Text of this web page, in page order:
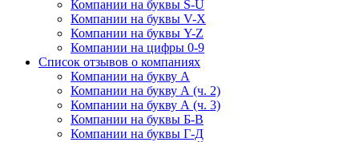
Компании на буквы S-U
Компании на буквы V-X
Компании на буквы Y-Z
Компании на цифры 0-9
Список отзывов о компаниях
Компании на букву А
Компании на букву А (ч. 2)
Компании на букву А (ч. 3)
Компании на буквы Б-В
Компании на буквы Г-Д